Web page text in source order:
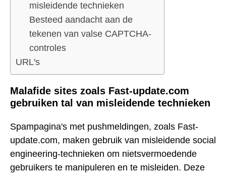
misleidende technieken
Besteed aandacht aan de
tekenen van valse CAPTCHA-
controles
URL's
Malafide sites zoals Fast-update.com
gebruiken tal van misleidende technieken
Spampagina's met pushmeldingen, zoals Fast-
update.com, maken gebruik van misleidende social
engineering-technieken om nietsvermoedende
gebruikers te manipuleren en te misleiden. Deze